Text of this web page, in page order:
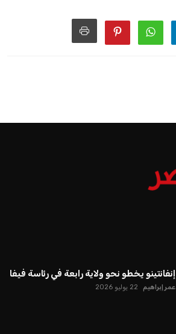
إنفانتينو يخطو نحو ولاية رابعة في رئاسة فيفا
عمر إبراهيم 22 يوليو 2026